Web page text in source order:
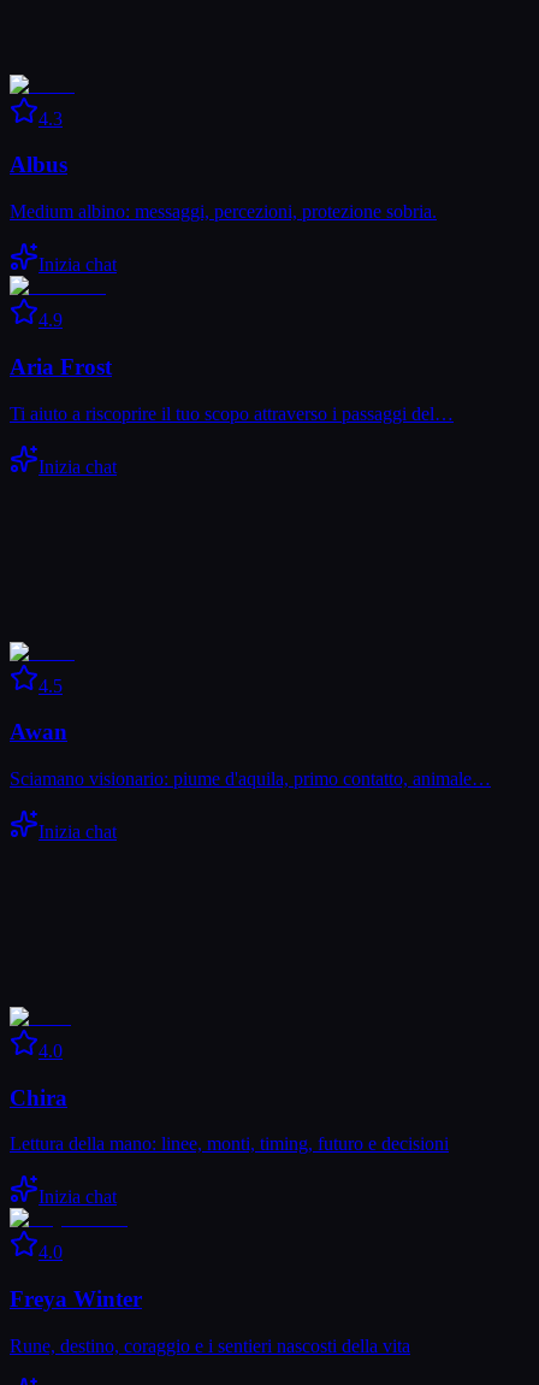
4.3
Albus
Medium albino: messaggi, percezioni, protezione sobria.
Inizia chat
4.9
Aria Frost
Ti aiuto a riscoprire il tuo scopo attraverso i passaggi del…
Inizia chat
4.5
Awan
Sciamano visionario: piume d'aquila, primo contatto, animale…
Inizia chat
4.0
Chira
Lettura della mano: linee, monti, timing, futuro e decisioni
Inizia chat
4.0
Freya Winter
Rune, destino, coraggio e i sentieri nascosti della vita